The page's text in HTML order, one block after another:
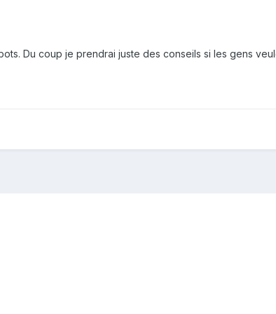
Du coup je prendrai juste des conseils si les gens